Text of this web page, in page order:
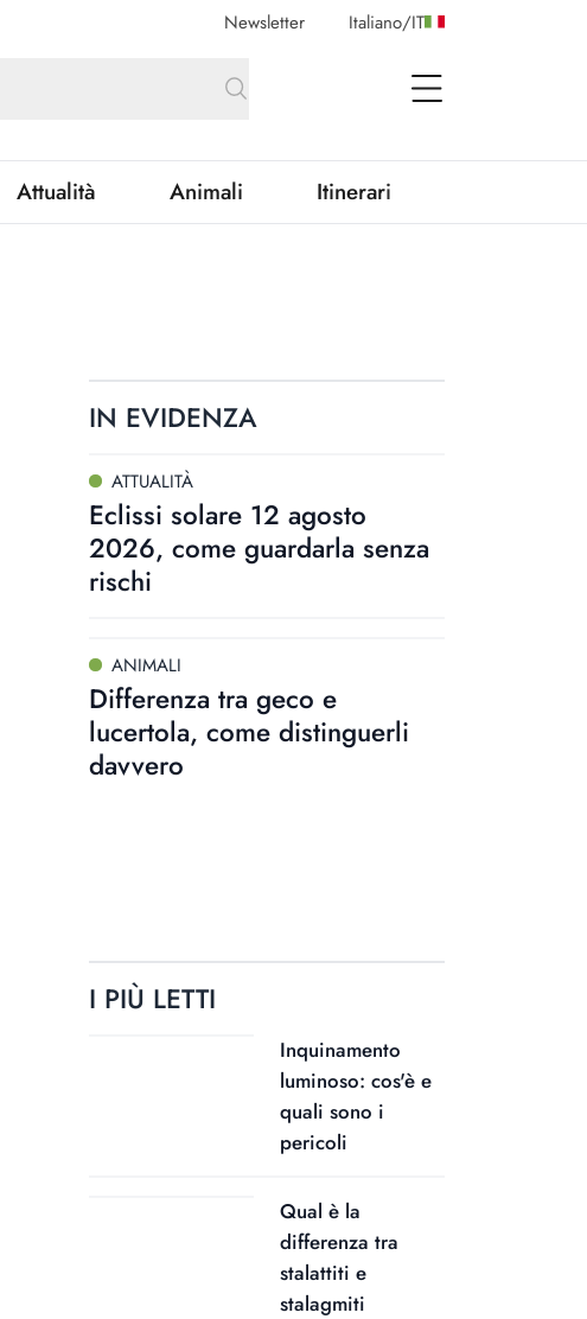
Newsletter Italiano/IT
open Menu
Attualità Animali Itinerari
IN EVIDENZA
ATTUALITÀ
Eclissi solare 12 agosto
2026, come guardarla senza
rischi
ANIMALI
Differenza tra geco e
lucertola, come distinguerli
davvero
I PIÙ LETTI
Inquinamento
luminoso: cos'è e
quali sono i
pericoli
Qual è la
differenza tra
stalattiti e
stalagmiti